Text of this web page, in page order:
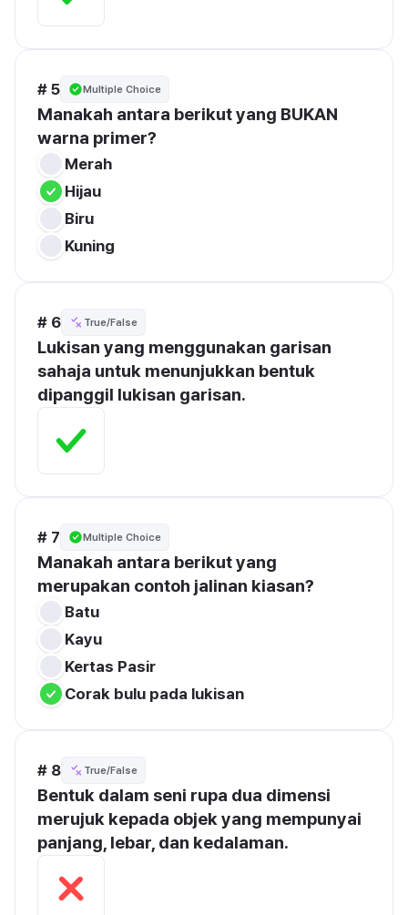
# 5 Multiple Choice
Manakah antara berikut yang BUKAN
warna primer?
Merah
Hijau
Biru
Kuning
# 6 True/False
Lukisan yang menggunakan garisan
sahaja untuk menunjukkan bentuk
dipanggil lukisan garisan.
# 7 Multiple Choice
Manakah antara berikut yang
merupakan contoh jalinan kiasan?
Batu
Kayu
Kertas Pasir
Corak bulu pada lukisan
# 8 True/False
Bentuk dalam seni rupa dua dimensi
merujuk kepada objek yang mempunyai
panjang, lebar, dan kedalaman.